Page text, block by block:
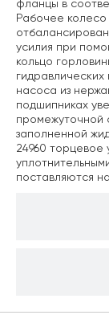
фланцы в
Рабочее колесо
усилия при
кольцо
гидравлических
насоса из
подшипниках
промежуточной
заполненной
24960 торцевое
поставляются